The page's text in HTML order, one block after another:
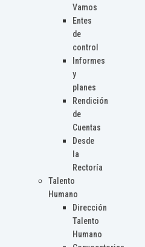
Vamos
Entes
de
control
Informes
y
planes
Rendición
de
Cuentas
Desde
la
Rectoría
Talento
Humano
Dirección
Talento
Humano